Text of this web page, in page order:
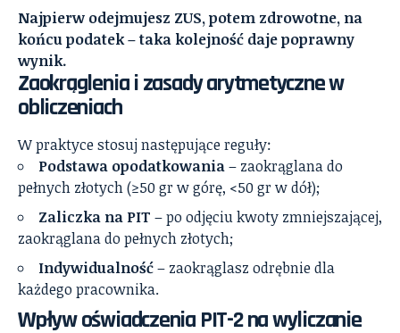
Najpierw odejmujesz ZUS, potem zdrowotne, na
końcu podatek – taka kolejność daje poprawny
wynik.
Zaokrąglenia i zasady arytmetyczne w
obliczeniach
W praktyce stosuj następujące reguły:
Podstawa opodatkowania– zaokrąglana do
pełnych złotych (≥50 gr w górę, <50 gr w dół);
Zaliczka na PIT – po odjęciu kwoty zmniejszającej,
zaokrąglana do pełnych złotych;
Indywidualność– zaokrąglasz odrębnie dla
każdego pracownika.
Wpływ oświadczenia PIT-2 na wyliczanie